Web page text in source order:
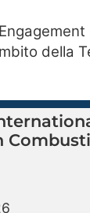
della